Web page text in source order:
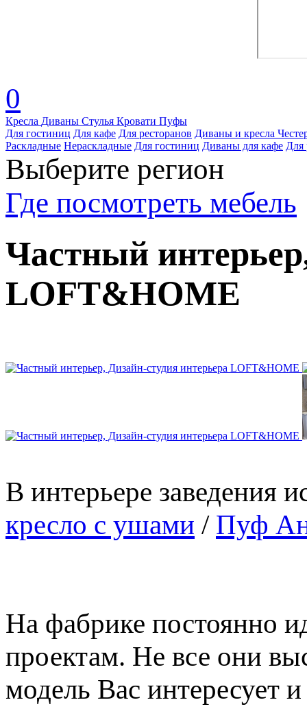
0
Кресла Диваны Стулья Кровати Пуфы
Для гостиниц Для кафе Для ресторанов Диваны и кресла
Раскладные Нераскладные Для гостиниц Диваны для кафе Для
Выберите регион
Где посмотреть мебель
Частный
LOFT&HOME
В интерьере заведения
кресло с ушами / Пуф
На фабрике постоянно
проектам. Не все они
модель Вас